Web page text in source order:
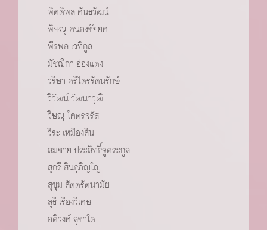
พิตติพล คันธวัฒน์
พิษณุ คนองชัยยศ
พีรพล เวทีกูล
มัชฌิกา อ่องแตง
วริษา ศรีไตรรัตนรักษ์
วิวัฒน์ วัฒนาวุฒิ
วิษณุ โคตรจรัส
วีระ เหมืองสิน
สมชาย ประสิทธิ์จูตระกูล
สุกรี สินธุภิญโญ
สุขุม สัตตรัตนามัย
สุธี เรืองวิเศษ
อติวงศ์ สุชาโต